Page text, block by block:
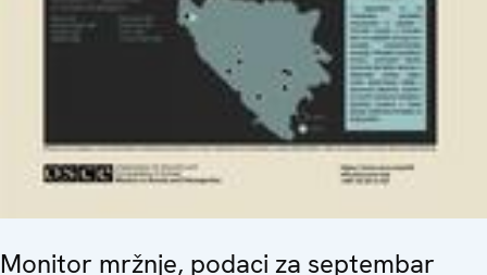
Monitor mržnje, podaci za septembar